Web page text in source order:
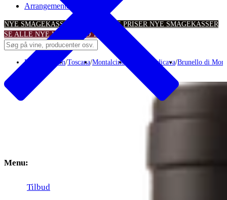
Menu:
Tilbud
Arrangementer
NYE SMAGEKASSER – TIL SKARPE PRISER NYE SMAGEKASSER
SE ALLE NYE VINTILBUDTILBUD
Rødvin Italien/Toscana/Montalcino Tenuta Valdicava/Brunello di